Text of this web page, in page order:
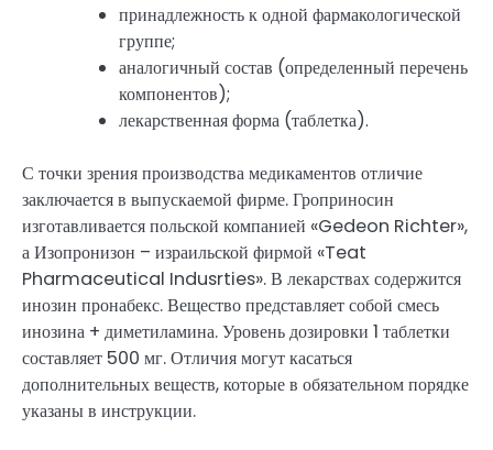
принадлежность к одной фармакологической
группе;
аналогичный состав (определенный перечень
компонентов);
лекарственная форма (таблетка).
С точки зрения производства медикаментов отличие
заключается в выпускаемой фирме. Гроприносин
изготавливается польской компанией «Gedeon Richter»,
а Изопронизон – израильской фирмой «Teat
Pharmaceutical Indusrties». В лекарствах содержится
инозин пронабекс. Вещество представляет собой смесь
инозина + диметиламина. Уровень дозировки 1 таблетки
составляет 500 мг. Отличия могут касаться
дополнительных веществ, которые в обязательном порядке
указаны в инструкции.